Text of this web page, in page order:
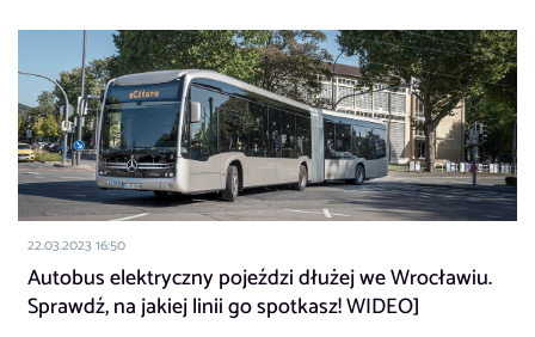
22.03.2023 16:50
Autobus elektryczny pojeździ dłużej we Wrocławiu.
Sprawdź, na jakiej linii go spotkasz! WIDEO]